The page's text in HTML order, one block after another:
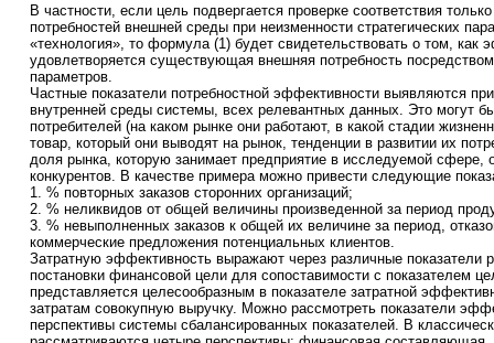
В частности, если цель подвергается проверке соответствия
потребностей внешней среды при неизменности стратегических
«технология», то формула (1) будет свидетельствовать о том, как
удовлетворяется существующая внешняя потребность
параметров.
Частные показатели потребностной эффективности выявляются
внутренней среды системы, всех релевантных данных. Это могут
потребителей (на каком рынке они работают, в какой стадии
товар, который они выводят на рынок, тенденции в развитии их
доля рынка, которую занимает предприятие в исследуемой сфере,
конкурентов. В качестве примера можно привести следующие
1. % повторных заказов сторонних организаций;
2. % неликвидов от общей величины произведенной за период
3. % невыполненных заказов к общей их величине за период,
коммерческие предложения потенциальных клиентов.
Затратную эффективность выражают через различные показатели
постановки финансовой цели для сопоставимости с показателем
представляется целесообразным в показателе затратной
затратам совокупную выручку. Можно рассмотреть показатели
перспективы системы сбалансированных показателей. В